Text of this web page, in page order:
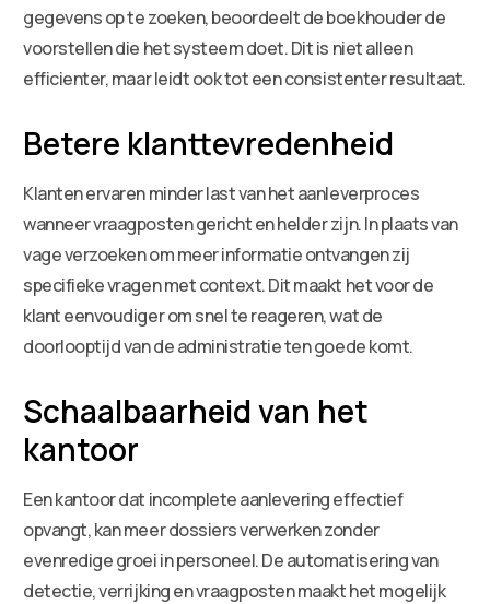
gegevens op te zoeken, beoordeelt de boekhouder de
voorstellen die het systeem doet. Dit is niet alleen
efficienter, maar leidt ook tot een consistenter resultaat.
Betere klanttevredenheid
Klanten ervaren minder last van het aanleverproces
wanneer vraagposten gericht en helder zijn. In plaats van
vage verzoeken om meer informatie ontvangen zij
specifieke vragen met context. Dit maakt het voor de
klant eenvoudiger om snel te reageren, wat de
doorlooptijd van de administratie ten goede komt.
Schaalbaarheid van het
kantoor
Een kantoor dat incomplete aanlevering effectief
opvangt, kan meer dossiers verwerken zonder
evenredige groei in personeel. De automatisering van
detectie, verrijking en vraagposten maakt het mogelijk